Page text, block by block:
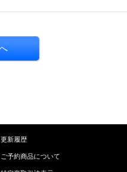
更新履歴
ご予約商品について